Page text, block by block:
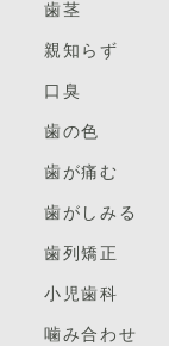
その後も歯ぐ
乳歯の場合は
出血したり。
歯茎
親知らず
口臭
歯の色
歯が痛む
歯がしみる
歯列矯正
小児歯科
噛み合わせ